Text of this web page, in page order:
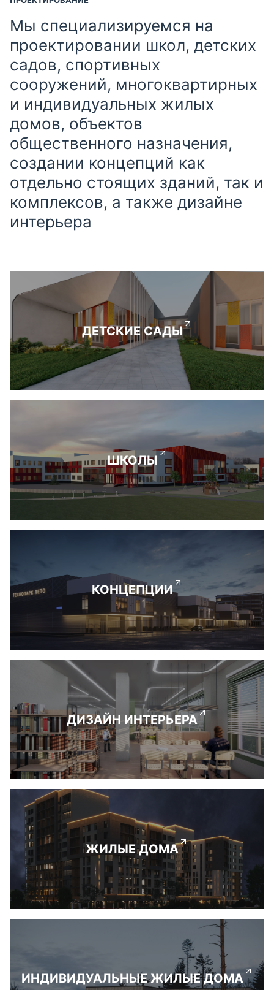
Мы специализируемся на
проектировании школ, детских
садов, спортивных
сооружений, многоквартирных
и индивидуальных жилых
домов, объектов
общественного назначения,
создании концепций как
отдельно стоящих зданий, так и
комплексов, а также дизайне
интерьера
ДЕТСКИЕ САДЫ
ШКОЛЫ
КОНЦЕПЦИИ
ДИЗАЙН ИНТЕРЬЕРА
ЖИЛЫЕ ДОМА
ИНДИВИДУАЛЬНЫЕ ЖИЛЫЕ ДОМА